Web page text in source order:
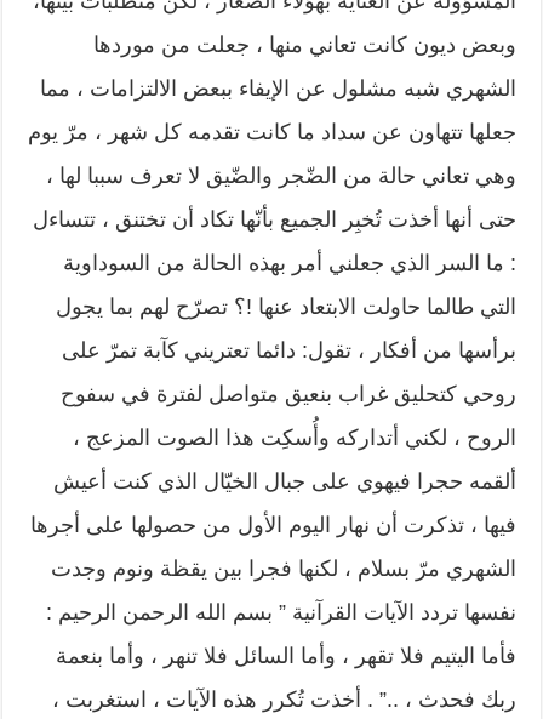
وبعض ديون كانت تعاني منها ، جعلت من موردها
الشهري شبه مشلول عن الإيفاء ببعض الالتزامات ، مما
جعلها تتهاون عن سداد ما كانت تقدمه كل شهر ، مرّ يوم
وهي تعاني حالة من الضّجر والضّيق لا تعرف سببا لها ،
حتى أنها أخذت تُخبِر الجميع بأنّها تكاد أن تختنق ، تتساءل
: ما السر الذي جعلني أمر بهذه الحالة من السوداوية
التي طالما حاولت الابتعاد عنها !؟ تصرّح لهم بما يجول
برأسها من أفكار ، تقول: دائما تعتريني كآبة تمرّ على
روحي كتحليق غراب بنعيق متواصل لفترة في سفوح
الروح ، لكني أتداركه وأُسكِت هذا الصوت المزعج ،
ألقمه حجرا فيهوي على جبال الخيّال الذي كنت أعيش
فيها ، تذكرت أن نهار اليوم الأول من حصولها على أجرها
الشهري مرّ بسلام ، لكنها فجرا بين يقظة ونوم وجدت
نفسها تردد الآيات القرآنية ” بسم الله الرحمن الرحيم :
فأما اليتيم فلا تقهر ، وأما السائل فلا تنهر ، وأما بنعمة
ربك فحدث ، ..” . أخذت تُكرر هذه الآيات ، استغربت ،